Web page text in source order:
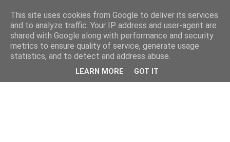
This site uses cookies from Google to deliver its services
and to analyze traffic. Your IP address and user-agent are
shared with Google along with performance and security
metrics to ensure quality of service, generate usage
statistics, and to detect and address abuse.
LEARN MORE GOT IT